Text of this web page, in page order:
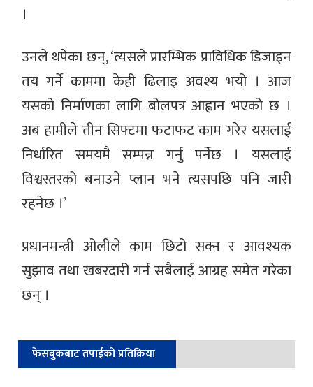
।
उनले थपेका छन्, ‘त्यसले प्रारम्भिक प्राविधिक डिजाइन
तय गर्ने काममा केही ढिलाइ अवश्य भयो । आज
यसको निर्माणका लागि बोलपत्र आह्वान भएको छ ।
अब हामीले तीन सिफ्टमा फटाफट काम गरेर यसलाई
निर्धारित समयमै सम्पन्न गर्नु पर्नेछ । यसलाई
विश्वस्तरको बनाउने प्लान भने त्यसपछि पनि जारी
रहनेछ ।’
प्रधानमन्त्री ओलीले काम छिटो सक्न र आवश्यक
सुझाव तथा खबरदारी गर्न सबैलाई आग्रह समेत गरेका
छन् ।
फेसबुकबाट तपाईको प्रतिक्रिया